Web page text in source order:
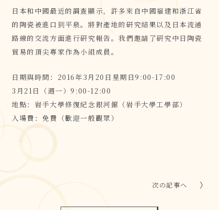
日本和中國最近的調查顯示，許多來自中國福建和浙江省
的陶瓷被進口到平泉。將對產地的研究結果以及日本流通
路線的交流方面進行研究報告。我們邀請了研究中日陶瓷
貿易的頂尖專家作為小組成員。
日期與時間：2016年3月20日星期日9:00-17:00
3月21日（週一）9:00-12:00
地點：岩手大學修復紀念銀河館（岩手大學工學部）
入場費：免費（歡迎一般觀眾）
次の記事へ